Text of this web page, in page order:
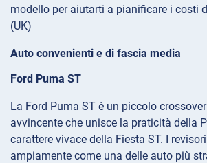
modello per aiutarti a pianificare i costi
(UK)
Auto convenienti e di fascia media
Ford Puma ST
La Ford Puma ST è un piccolo
avvincente che unisce la praticità della
carattere vivace della Fiesta ST. I
ampiamente come una delle auto più